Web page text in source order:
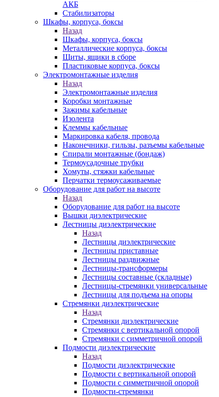
АКБ
Стабилизаторы
Шкафы, корпуса, боксы
Назад
Шкафы, корпуса, боксы
Металлические корпуса, боксы
Щиты, ящики в сборе
Пластиковые корпуса, боксы
Электромонтажные изделия
Назад
Электромонтажные изделия
Коробки монтажные
Зажимы кабельные
Изолента
Клеммы кабельные
Маркировка кабеля, провода
Наконечники, гильзы, разъемы кабельные
Спирали монтажные (бондаж)
Термоусадочные трубки
Хомуты, стяжки кабельные
Перчатки термоусаживаемые
Оборудование для работ на высоте
Назад
Оборудование для работ на высоте
Вышки диэлектрические
Лестницы диэлектрические
Назад
Лестницы диэлектрические
Лестницы приставные
Лестницы раздвижные
Лестницы-трансформеры
Лестницы составные (складные)
Лестницы-стремянки универсальные
Лестницы для подъема на опоры
Стремянки диэлектрические
Назад
Стремянки диэлектрические
Стремянки с вертикальной опорой
Стремянки с симметричной опорой
Подмости диэлектрические
Назад
Подмости диэлектрические
Подмости с вертикальной опорой
Подмости с симметричной опорой
Подмости-стремянки